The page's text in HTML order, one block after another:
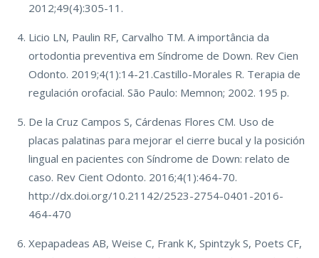
2012;49(4):305-11.
Licio LN, Paulin RF, Carvalho TM. A importância da
ortodontia preventiva em Síndrome de Down. Rev Cien
Odonto. 2019;4(1):14-21.Castillo-Morales R. Terapia de
regulación orofacial. São Paulo: Memnon; 2002. 195 p.
De la Cruz Campos S, Cárdenas Flores CM. Uso de
placas palatinas para mejorar el cierre bucal y la posición
lingual en pacientes con Síndrome de Down: relato de
caso. Rev Cient Odonto. 2016;4(1):464-70.
http://dx.doi.org/10.21142/2523-2754-0401-2016-
464-470
Xepapadeas AB, Weise C, Frank K, Spintzyk S, Poets CF,